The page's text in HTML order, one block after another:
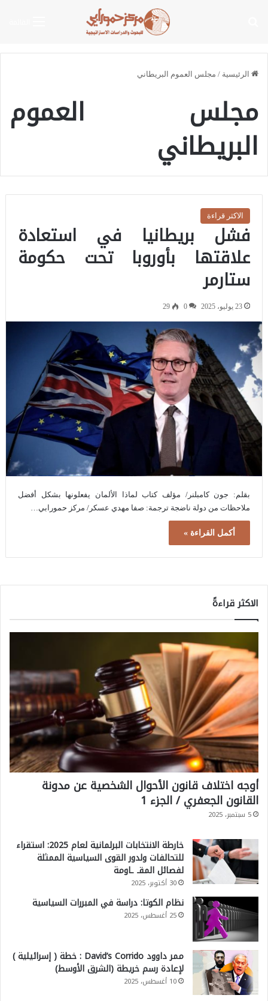
الرئيسية / مجلس العموم البريطاني
مجلس العموم
البريطاني
الاكثر قراءة
فشل بريطانيا في استعادة
علاقتها بأوروبا تحت حكومة
ستارمر
23 يوليو، 2025 0
29
بقلم: جون كامبلنر/ مؤلف كتاب لماذا الألمان يفعلونها بشكل أفضل
ملاحظات من دولة ناضجة ترجمة: صفا مهدي عسكر/ مركز حمورابي…
أكمل القراءة »
الاكثر قراءةً
أوجه اختلاف قانون الأحوال الشخصية عن مدونة
القانون الجعفري / الجزء 1
5 سبتمبر، 2025
خارطة الانتخابات البرلمانية لعام 2025: استقراء
للتحالفات ولدور القوى السياسية الممثلة
لفصائل المقـ ـاومة
30 أكتوبر، 2025
نظام الكوتا: دراسة في المبررات السياسية
25 أغسطس، 2025
ممر داوود David’s Corrido : خطة ( إسرائيلية )
لإعادة رسم خريطة (الشرق الأوسط)
10 أغسطس، 2025